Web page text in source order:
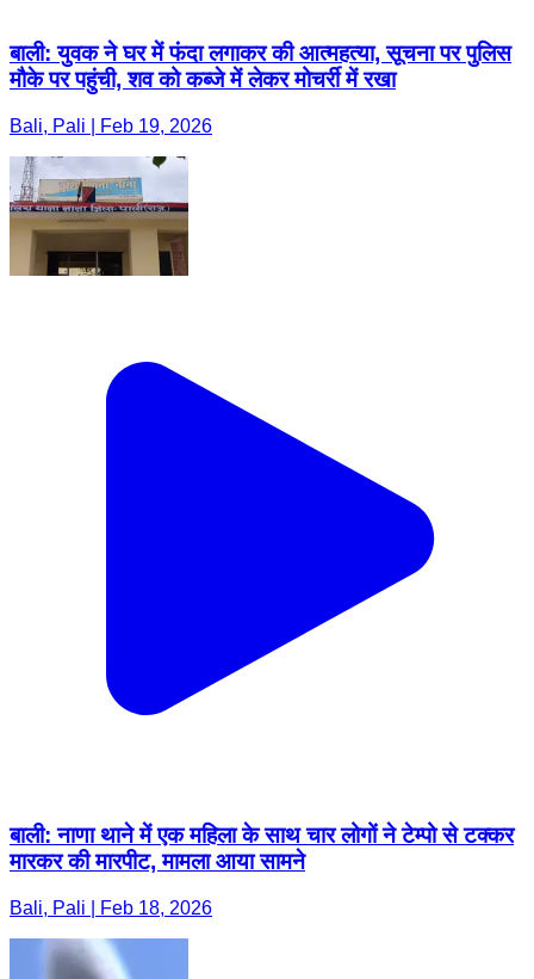
बाली: युवक ने घर में फंदा लगाकर की आत्महत्या, सूचना पर पुलिस
मौके पर पहुंची, शव को कब्जे में लेकर मोचर्री में रखा
Bali, Pali | Feb 19, 2026
बाली: नाणा थाने में एक महिला के साथ चार लोगों ने टेम्पो से टक्कर
मारकर की मारपीट, मामला आया सामने
Bali, Pali | Feb 18, 2026